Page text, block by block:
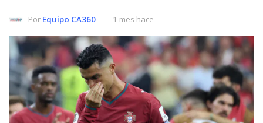
Por Equipo CA360 1 mes hace